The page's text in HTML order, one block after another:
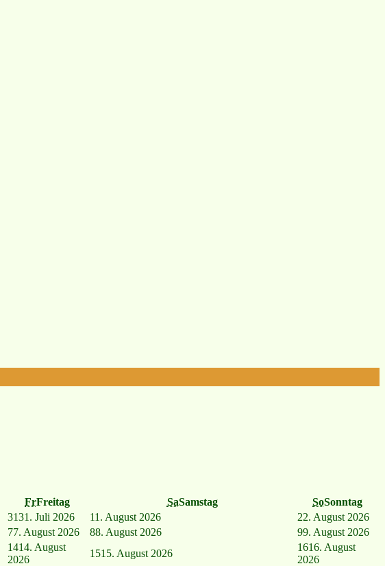
FrFreitag SaSamstag SoSonntag
3131. Juli 2026 11. August 2026 22. August 2026
77. August 2026 88. August 2026 99. August 2026
1414. August
2026
1515. August 2026
1616. August
2026